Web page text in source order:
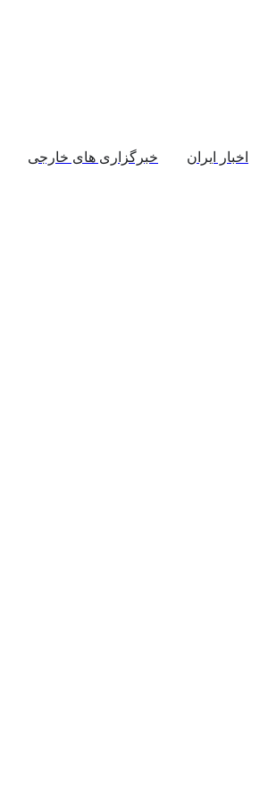
اخبار ایران خبرگزاری های خارجی